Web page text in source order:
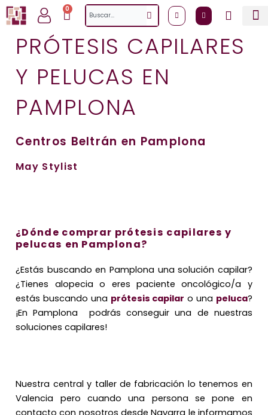
al
0
CartSearch
PRÓTESIS CAPILARES
Y PELUCAS EN
PAMPLONA
Centros Beltrán en Pamplona
May Stylist
¿Dónde comprar prótesis capilares y
pelucas en Pamplona?
¿Estás buscando en Pamplona una solución capilar?
¿Tienes alopecia o eres paciente oncológico/a y
estás buscando una prótesis capilar o una peluca?
¡En Pamplona podrás conseguir una de nuestras
soluciones capilares!
Nuestra central y taller de fabricación lo tenemos en
Valencia pero cuando una persona se pone en
contacto con nosotros desde Navarra le informamos